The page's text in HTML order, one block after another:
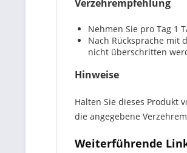
Verzehrempfehlung
Nehmen Sie pro Tag 1
Nach Rücksprache mit
nicht überschritten
Hinweise
Halten Sie dieses Produkt
die angegebene
Weiterführende